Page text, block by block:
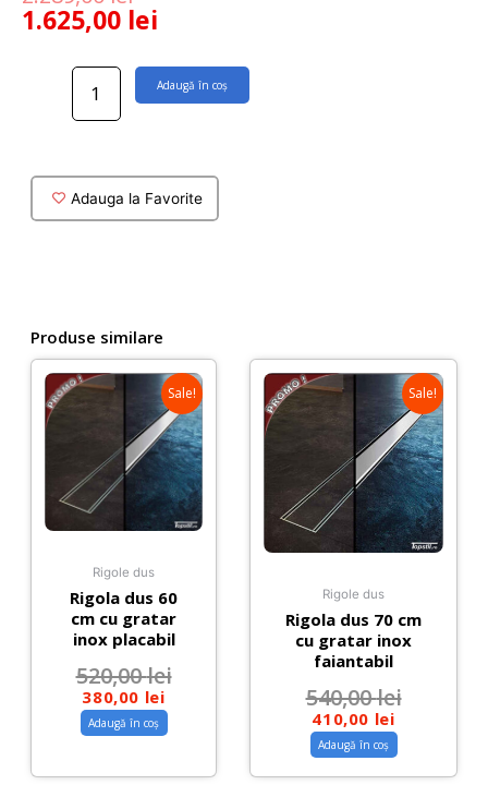
1.625,00 lei
Cantitate
completa
cu
cu
sifon
inaltime
redusa
Adaugă în coș
Adauga la Favorite
Produse similare
Sale!
Rigole dus
Rigola dus 60
cm cu gratar
inox placabil
520,00lei
380,00 lei
Adaugă în coș
Sale!
Rigole dus
Rigola dus 70 cm
cu gratar inox
faiantabil
540,00lei
410,00 lei
Adaugă în coș